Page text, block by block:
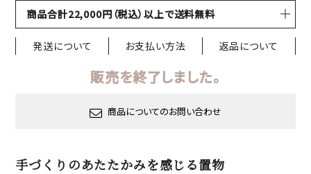
商品合計22,000円（税込）以上で送料無料
発送について お支払い方法 返品について
販売を終了しました。
商品についてのお問い合わせ
手づくりのあたたかみを感じる置物